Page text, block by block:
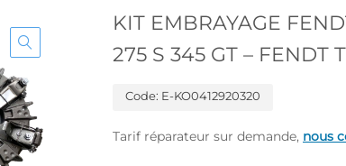
KIT EMBRAYAGE
275 S 345 GT – FENDT
Code: E-KO0412920320
Tarif réparateur sur demande, nous